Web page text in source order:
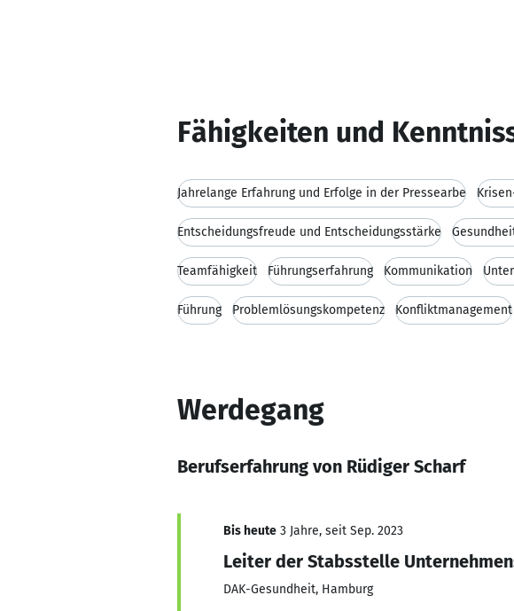
Fähigkeiten und
Jahrelange Erfahrung und Erfolge in der Pressearbe
Entscheidungsfreude und Entscheidungsstärke
Teamfähigkeit Führungserfahrung Kommunikation
Führung Problemlösungskompetenz Konfliktmanagement
Werdegang
Berufserfahrung von Rüdiger Scharf
Bis heute 3 Jahre, seit Sep. 2023
Leiter der Stabsstelle
DAK-Gesundheit, Hamburg